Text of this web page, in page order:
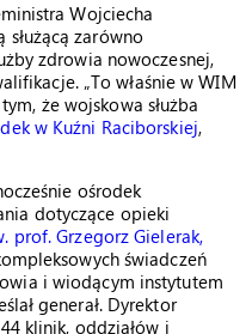
Wojciecha
zarówno
zdrowia nowoczesnej,
„To właśnie w WIM
że wojskowa służba
w Kuźni Raciborskiej,
ośrodek
dotyczące opieki
prof. Grzegorz Gielerak,
świadczeń
i wiodącym instytutem
generał. Dyrektor
klinik, oddziałów i